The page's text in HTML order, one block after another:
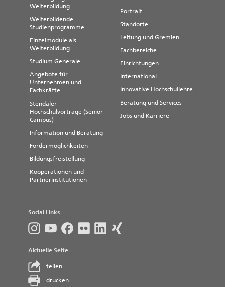
Weiterbildung
Weiterbildende
Studienprogramme
Einzelmodule als
Weiterbildung
Studium Generale
Angebote für
Unternehmen und
Fachkräfte
Stendaler
Hochschulvorträge (Senior-
Campus)
Information und Beratung
Fördermöglichkeiten
Bildungsfreistellung
Kooperationen und
Partnerinstitutionen
Portrait
Standorte
Leitung und Gremien
Fachbereiche
Einrichtungen
International
Innovative Hochschullehre
Beratung und Services
Jobs und Karriere
Social Links
Aktuelle Seite
teilen
drucken